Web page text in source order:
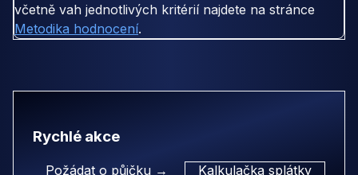
včetně vah jednotlivých kritérií najdete na stránce
Metodika hodnocení.
Rychlé akce
Požádat o půjčku → Kalkulačka splátky